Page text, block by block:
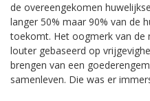
de overeengekomen
langer 50% maar 90% van de
toekomt. Het oogmerk van de
louter gebaseerd op
brengen van een
samenleven. Die was er